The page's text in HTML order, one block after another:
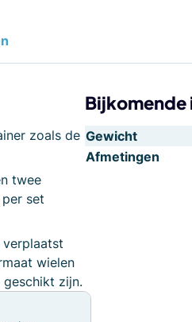
zoals de
twee
set
wielen
zijn.
Gewicht
Afmetingen